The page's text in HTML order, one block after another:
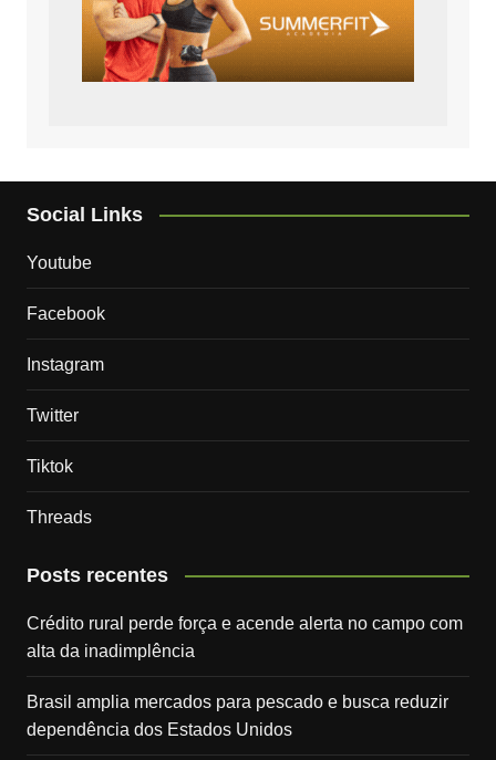
Social Links
Youtube
Facebook
Instagram
Twitter
Tiktok
Threads
Posts recentes
Crédito rural perde força e acende alerta no campo com
alta da inadimplência
Brasil amplia mercados para pescado e busca reduzir
dependência dos Estados Unidos